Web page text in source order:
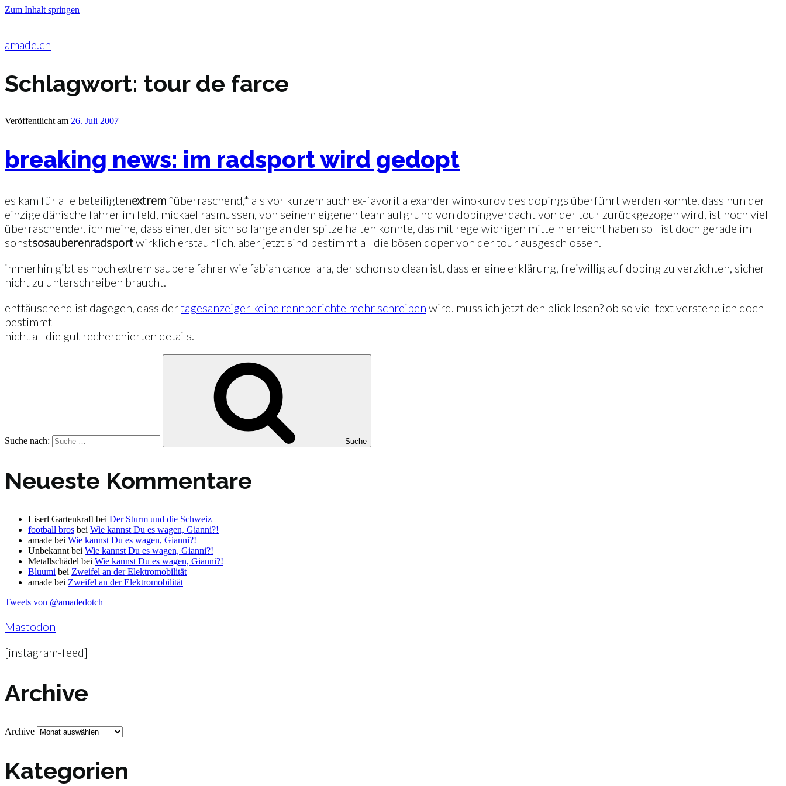
Zum Inhalt springen
amade.ch
Schlagwort: tour de farce
Veröffentlicht am 26. Juli 2007
breaking news: im radsport wird gedopt
es kam für alle beteiligtenextrem *überraschend,* als vor kurzem auch ex-favorit alexander winokurov des dopings überführt werden konnte. dass nun der
einzige dänische fahrer im feld, mickael rasmussen, von seinem eigenen team aufgrund von dopingverdacht von der tour zurückgezogen wird, ist noch viel
überraschender. ich meine, dass einer, der sich so lange an der spitze halten konnte, das mit regelwidrigen mitteln erreicht haben soll ist doch gerade im
sonstsosauberenradsportwirklich erstaunlich. aber jetzt sind bestimmt all die bösen doper von der tour ausgeschlossen.
immerhin gibt es noch extrem saubere fahrer wie fabian cancellara, der schon so clean ist, dass er eine erklärung, freiwillig auf doping zu verzichten, sicher
nicht zu unterschreiben braucht.
enttäuschend ist dagegen, dass dertagesanzeiger keine rennberichte mehr schreiben wird. muss ich jetzt den blick lesen? ob so viel text verstehe ich doch
bestimmt
nicht all die gut recherchierten details.
Suche nach: Suche
Neueste Kommentare
Liserl Gartenkraft bei Der Sturm und die Schweiz
football bros bei Wie kannst Du es wagen, Gianni?!
amade bei Wie kannst Du es wagen, Gianni?!
Unbekannt bei Wie kannst Du es wagen, Gianni?!
Metallschädel bei Wie kannst Du es wagen, Gianni?!
Bluumi bei Zweifel an der Elektromobilität
amade bei Zweifel an der Elektromobilität
Tweets von @amadedotch
Mastodon
[instagram-feed]
Archive
Archive
Kategorien